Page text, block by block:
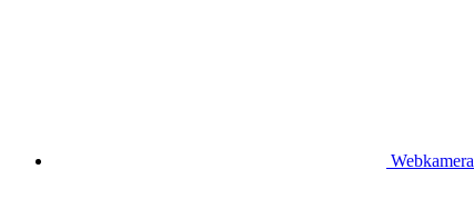
Webkamera